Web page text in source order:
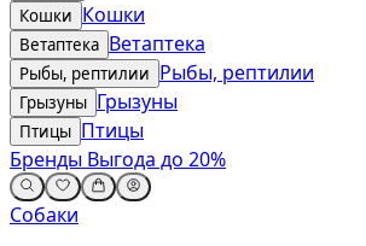
Кошки Кошки
Ветаптека Ветаптека
Рыбы, рептилии Рыбы, рептилии
Грызуны Грызуны
Птицы Птицы
Бренды Выгода до 20%
Собаки